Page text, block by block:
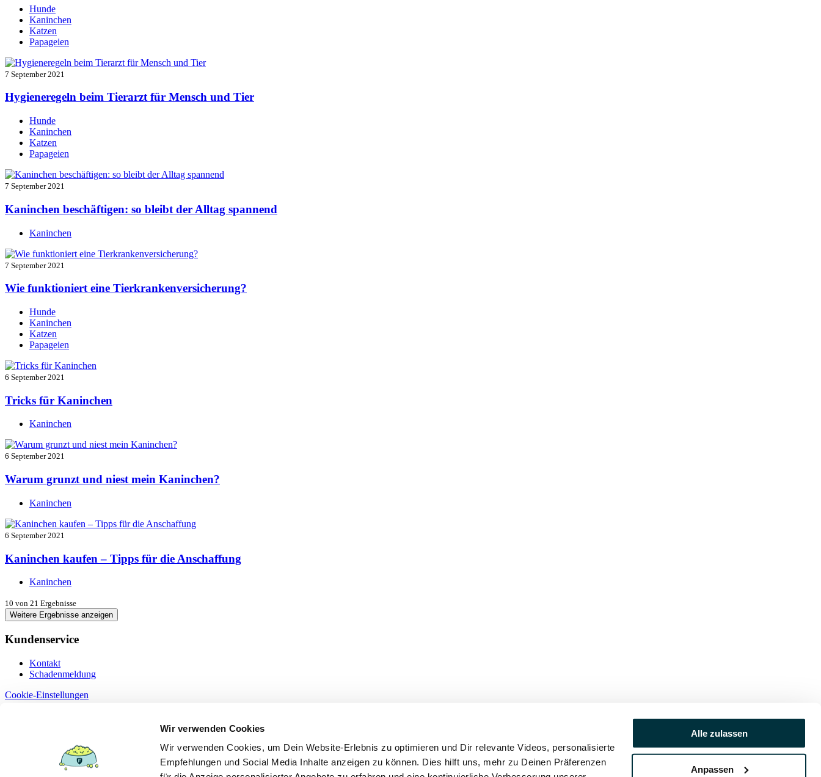
Wir verwenden Cookies
Wir verwenden Cookies, um Dein Website-Erlebnis zu optimieren und Dir relevante Videos, personalisierte
Empfehlungen und Social Media Inhalte anzeigen zu können. Dies hilft uns, mehr zu Deinen Präferenzen
Alle zulassen
Anpassen
Hunde
Kaninchen
Katzen
Papageien
7 September 2021
Hygieneregeln beim Tierarzt für Mensch und Tier
Hunde
Kaninchen
Katzen
Papageien
7 September 2021
Kaninchen beschäftigen: so bleibt der Alltag spannend
Kaninchen
7 September 2021
Wie funktioniert eine Tierkrankenversicherung?
Hunde
Kaninchen
Katzen
Papageien
6 September 2021
Tricks für Kaninchen
Kaninchen
6 September 2021
Warum grunzt und niest mein Kaninchen?
Kaninchen
6 September 2021
Kaninchen kaufen – Tipps für die Anschaffung
Kaninchen
10 von 21 Ergebnisse
Weitere Ergebnisse anzeigen
Kundenservice
Kontakt
Schadenmeldung
Cookie-Einstellungen
Datenschutz
Erstinformation §15